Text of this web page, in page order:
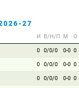
27
И В/Н/П М О
0 0/0/0 0-0 0
0 0/0/0 0-0 0
0 0/0/0 0-0 0